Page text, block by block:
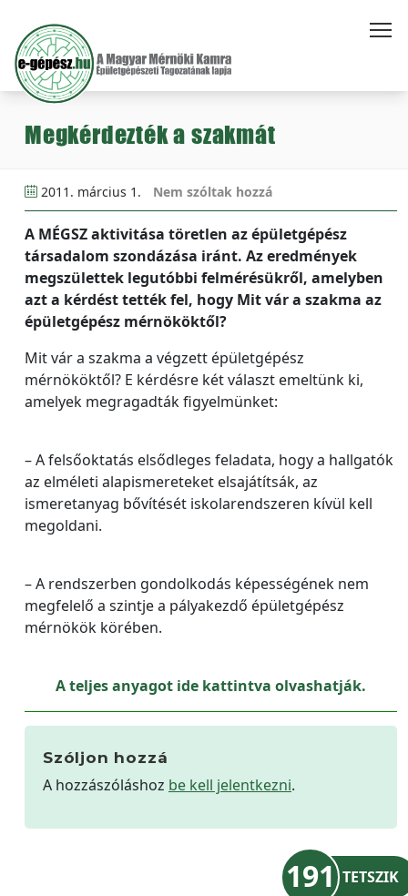
Megkérdezték a szakmát
2011. március 1. Nem szóltak hozzá
A MÉGSZ aktivitása töretlen az épületgépész
társadalom szondázása iránt. Az eredmények
megszülettek legutóbbi felmérésükről, amelyben
azt a kérdést tették fel, hogy Mit vár a szakma az
épületgépész mérnököktől?
Mit vár a szakma a végzett épületgépész
mérnököktől? E kérdésre két választ emeltünk ki,
amelyek megragadták figyelmünket:
– A felsőoktatás elsődleges feladata, hogy a hallgatók
az elméleti alapismereteket elsajátítsák, az
ismeretanyag bővítését iskolarendszeren kívül kell
megoldani.
– A rendszerben gondolkodás képességének nem
megfelelő a szintje a pályakezdő épületgépész
mérnökök körében.
A teljes anyagot ide kattintva olvashatják.
Szóljon hozzá
A hozzászóláshoz be kell jelentkezni.
191 TETSZIK